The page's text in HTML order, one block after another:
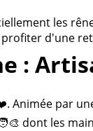
les
profiter d'une
:
Animée par
dont les